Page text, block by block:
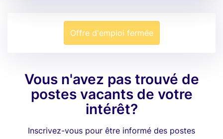
Offre d'emploi fermée
Vous n'avez pas trouvé de
postes vacants de votre
intérêt?
Inscrivez-vous pour être informé des postes